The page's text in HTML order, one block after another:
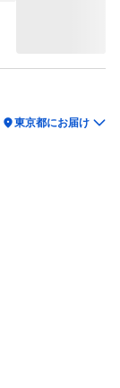
location_on東京都にお届け